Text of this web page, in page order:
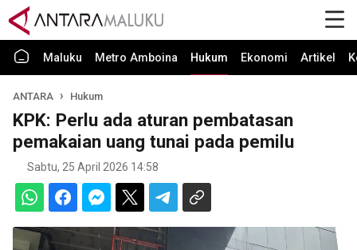
Maluku Metro Amboina Hukum Ekonomi Artikel
ANTARA Hukum
KPK: Perlu ada aturan pembatasan
pemakaian uang tunai pada pemilu
Sabtu, 25 April 2026 14:58